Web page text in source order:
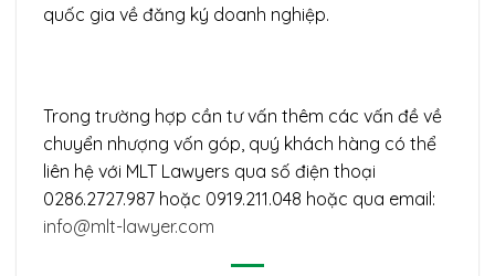
quốc gia về đăng ký doanh nghiệp.
Trong trường hợp cần tư vấn thêm các vấn đề về
chuyển nhượng vốn góp, quý khách hàng có thể
liên hệ với MLT Lawyers qua số điện thoại
0286.2727.987 hoặc 0919.211.048 hoặc qua email:
info@mlt-lawyer.com